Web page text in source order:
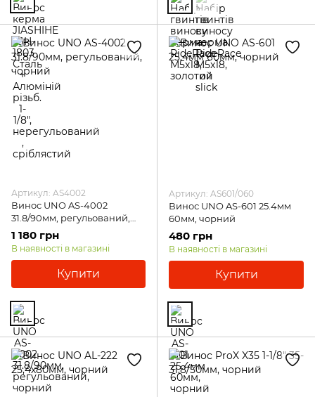
Артикул: AS4002
Винос UNO AS-4002
31.8/90мм, регульований,
чорний
1 180 грн
В наявності в магазині
Купити
Артикул: AS601/060
Винос UNO AS-601 25.4мм
60мм, чорний
480 грн
В наявності в магазині
Купити